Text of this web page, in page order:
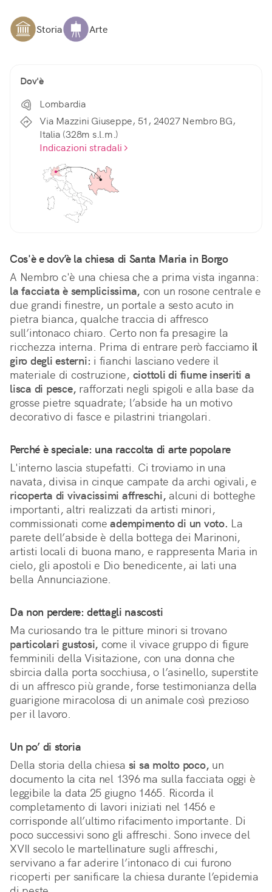
Storia Arte
Dov'è
Lombardia
Via Mazzini Giuseppe, 51, 24027 Nembro BG,
Italia (328m s.l.m.)
Indicazioni stradali
Cos'è e dov’è la chiesa di Santa Maria in Borgo
la facciata è semplicissima, con un rosone centrale e
due grandi finestre, un portale a sesto acuto in
pietra bianca, qualche traccia di affresco
sull’intonaco chiaro. Certo non fa presagire la
ricchezza interna. Prima di entrare però facciamo il
giro degli esterni: i fianchi lasciano vedere il
materiale di costruzione, ciottoli di fiume inseriti a
lisca di pesce, rafforzati negli spigoli e alla base da
grosse pietre squadrate; l’abside ha un motivo
decorativo di fasce e pilastrini triangolari.
Perché è speciale: una raccolta di arte popolare
L'interno lascia stupefatti. Ci troviamo in una
ricoperta di vivacissimi affreschi, alcuni di botteghe
importanti, altri realizzati da artisti minori,
commissionati come adempimento di un voto. La
parete dell’abside è della bottega dei Marinoni,
artisti locali di buona mano, e rappresenta Maria in
cielo, gli apostoli e Dio benedicente, ai lati una
bella Annunciazione.
Da non perdere: dettagli nascosti
Ma curiosando tra le pitture minori si trovano
particolari gustosi, come il vivace gruppo di figure
femminili della Visitazione, con una donna che
sbircia dalla porta socchiusa, o l’asinello, superstite
di un affresco più grande, forse testimonianza della
guarigione miracolosa di un animale così prezioso
per il lavoro.
Un po’ di storia
Della storia della chiesa si sa molto poco, un
documento la cita nel 1396 ma sulla facciata oggi è
leggibile la data 25 giugno 1465. Ricorda il
completamento di lavori iniziati nel 1456 e
corrisponde all’ultimo rifacimento importante. Di
poco successivi sono gli affreschi. Sono invece del
XVII secolo le martellinature sugli affreschi,
servivano a far aderire l’intonaco di cui furono
ricoperti per sanificare la chiesa durante l’epidemia